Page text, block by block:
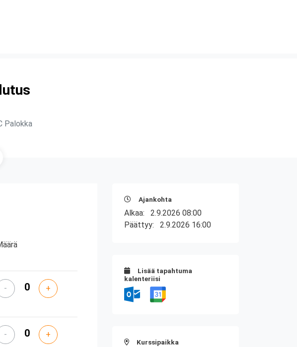
Palokka
- +
- +
Ajankohta
Alkaa: 2.9.2026 08:00
Päättyy: 2.9.2026 16:00
Lisää tapahtuma
kalenteriisi
Kurssipaikka